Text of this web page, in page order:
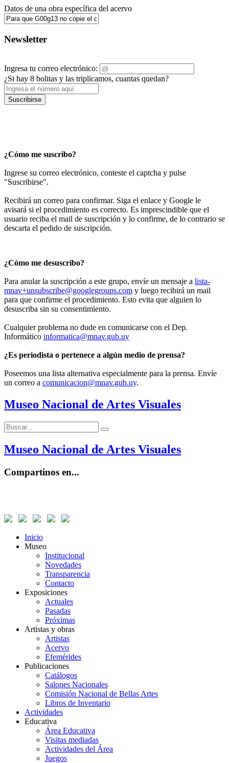
Datos de una obra específica del acervo
Newsletter
Ingresa tu correo electrónico:
¿Si hay 8 bolitas y las triplicamos, cuantas quedan?
Suscribirse
¿Cómo me suscribo?
Ingrese su correo electrónico, conteste el captcha y pulse
"Suscribirse".
Recibirá un correo para confirmar. Siga el enlace y Google le
avisará si el procedimiento es correcto. Es imprescindible que el
usuario reciba el mail de suscripción y lo confirme, de lo contrario se
descarta el pedido de suscripción.
¿Cómo me desuscribo?
Para anular la suscripción a este grupo, envíe un mensaje a lista-
mnav+unsubscribe@googlegroups.com y luego recibirá un mail
para que confirme el procedimiento. Esto evita que alguien lo
desuscriba sin su consentimiento.
Cualquier problema no dude en comunicarse con el Dep.
Informático informatica@mnav.gub.uy
¿Es periodista o pertenece a algún medio de prensa?
Poseemos una lista alternativa especialmente para la prensa. Envíe
un correo a comunicacion@mnav.gub.uy.
Museo Nacional de Artes Visuales
Buscar:
Buscar
Museo Nacional de Artes Visuales
Compartinos en...
Inicio
Museo
Institucional
Novedades
Transparencia
Contacto
Exposiciones
Actuales
Pasadas
Próximas
Artistas y obras
Artistas
Acervo
Efemérides
Publicaciones
Catálogos
Salones Nacionales
Comisión Nacional de Bellas Artes
Libros de Inventario
Actividades
Educativa
Área Educativa
Visitas mediadas
Actividades del Área
Juegos